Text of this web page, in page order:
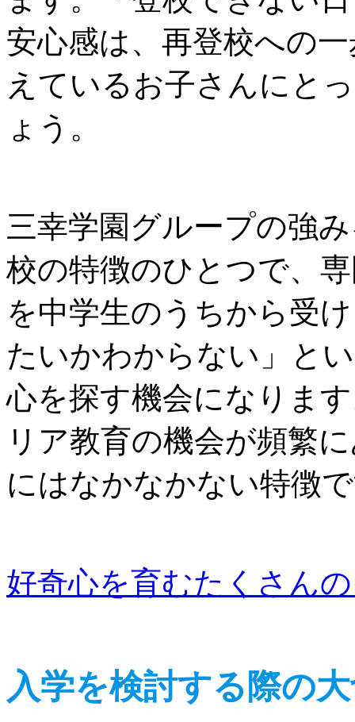
安心感は、再登校への
えているお子さんにと
ょう。
三幸学園グループの強
校の特徴のひとつで、
を中学生のうちから受
たいかわからない」と
心を探す機会になりま
リア教育の機会が頻繁
にはなかなかない特徴
好奇心を育むたくさん
入学を検討する際の